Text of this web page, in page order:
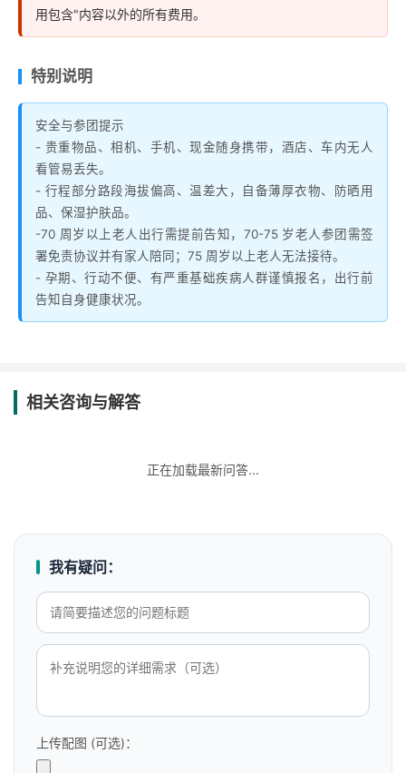
用包含"内容以外的所有费用。
特别说明
安全与参团提示
- 贵重物品、相机、手机、现金随身携带，酒店、车内无人
看管易丢失。
- 行程部分路段海拔偏高、温差大，自备薄厚衣物、防晒用
品、保湿护肤品。
-70 周岁以上老人出行需提前告知，70-75 岁老人参团需签
署免责协议并有家人陪同；75 周岁以上老人无法接待。
- 孕期、行动不便、有严重基础疾病人群谨慎报名，出行前
告知自身健康状况。
相关咨询与解答
正在加载最新问答...
我有疑问：
上传配图 (可选)：